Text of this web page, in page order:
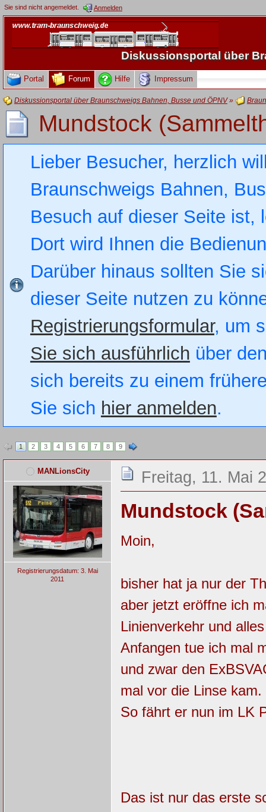
Sie sind nicht angemeldet. Anmelden
Diskussionsportal über
Portal Forum Hilfe Impressum
Diskussionsportal über Braunschweigs Bahnen, Busse und ÖPNV»
Mundstock
Lieber Besucher, herzlich
Braunschweigs Bahnen,
Besuch auf dieser Seite
Dort wird Ihnen die
Darüber hinaus sollten Sie
dieser Seite nutzen zu
Registrierungsformular, um
Sie sich ausführlich über
sich bereits zu einem
Sie sich hier anmelden.
1 2 3 4 5 6 7 8 9
MANLionsCity
Registrierungsdatum: 3. Mai
2011
Freitag, 11. Mai
Mundstock
Moin,
bisher hat ja nur der
aber jetzt eröffne ich
Linienverkehr und
Anfangen tue ich mal
und zwar den
mal vor die Linse kam.
So fährt er nun im LK
Das ist nur das erste